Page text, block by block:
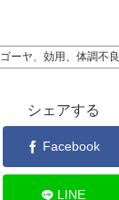
ゴーヤ、効用、体調不良
シェアする
Facebook
LINE